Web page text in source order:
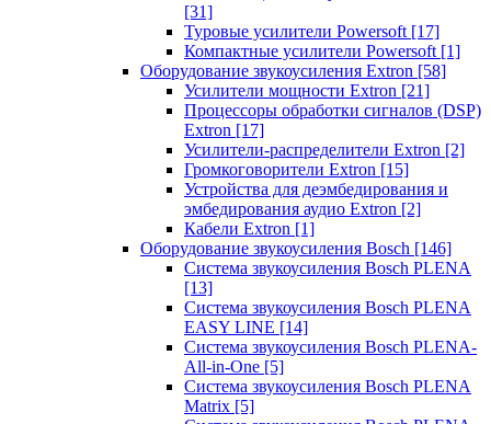
[31]
Туровые усилители Powersoft [17]
Компактные усилители Powersoft [1]
Оборудование звукоусиления Extron [58]
Усилители мощности Extron [21]
Процессоры обработки сигналов (DSP)
Extron [17]
Усилители-распределители Extron [2]
Громкоговорители Extron [15]
Устройства для деэмбедирования и
эмбедирования аудио Extron [2]
Кабели Extron [1]
Оборудование звукоусиления Bosch [146]
Система звукоусиления Bosch PLENA
[13]
Система звукоусиления Bosch PLENA
EASY LINE [14]
Система звукоусиления Bosch PLENA-
All-in-One [5]
Система звукоусиления Bosch PLENA
Matrix [5]